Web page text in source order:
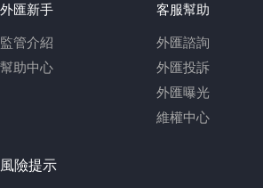
外匯新手
監管介紹
幫助中心
客服幫助
外匯諮詢
外匯投訴
外匯曝光
維權中心
風險提示